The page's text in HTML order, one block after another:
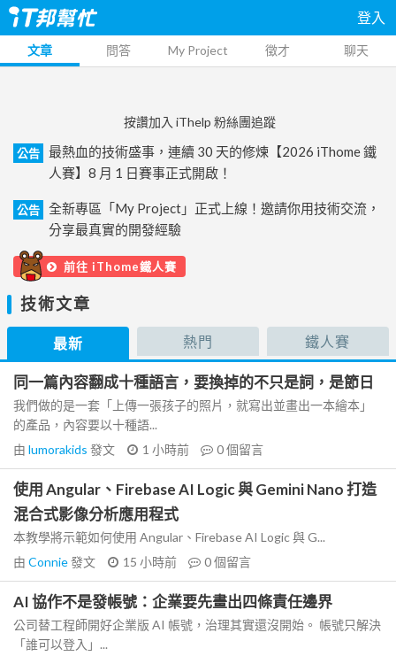
登入
文章 問答 My Project 徵才 聊天
按讚加入 iThelp 粉絲團追蹤
公告
最熱血的技術盛事，連續 30 天的修煉【2026 iThome 鐵
人賽】8 月 1 日賽事正式開啟！
公告
全新專區「My Project」正式上線！邀請你用技術交流，
分享最真實的開發經驗
前往 iThome鐵人賽
技術文章
最新 熱門 鐵人賽
同一篇內容翻成十種語言，要換掉的不只是詞，是節日
我們做的是一套「上傳一張孩子的照片，就寫出並畫出一本繪本」
的產品，內容要以十種語...
由 lumorakids 發文 1 小時前 0個留言
使用 Angular、Firebase AI Logic 與 Gemini Nano 打造
混合式影像分析應用程式
本教學將示範如何使用 Angular、Firebase AI Logic 與 G...
由 Connie發文 15 小時前 0個留言
AI 協作不是發帳號：企業要先畫出四條責任邊界
公司替工程師開好企業版 AI 帳號，治理其實還沒開始。 帳號只解決
「誰可以登入」...